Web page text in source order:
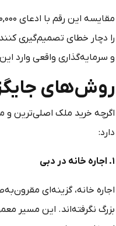
را دچار خطای تصمیم‌گیری
و سرمایه‌گذاری واقعی وارد
روش‌های
اگرچه خرید ملک اصلی‌ترین و
دارد:
۱. اجاره خانه در دبی
اجاره خانه، گزینه‌ای
بزرگ نگرفته‌اند. این مسیر